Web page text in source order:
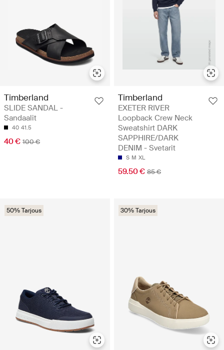
Timberland
SLIDE SANDAL -
Sandaalit
40 41.5
40 € 100 €
Timberland
EXETER RIVER
Loopback Crew Neck
Sweatshirt DARK
SAPPHIRE/DARK
DENIM - Svetarit
S M XL
59.50 € 85 €
50% Tarjous 30% Tarjous